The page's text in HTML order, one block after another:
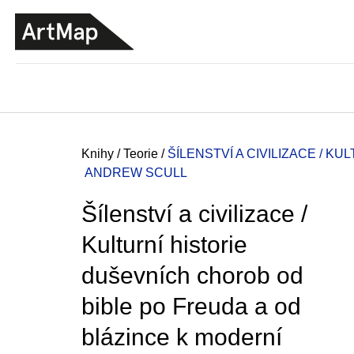
Domů
Knihy / Teorie / ŠÍLENSTVÍ A CIVILIZACE /
ANDREW SCULL
Šílenství a civilizace /
Kulturní historie
duševních chorob od
bible po Freuda a od
blázince k moderní
ZPĚT
DO
OBCHODU
ZPĚT
DO
OBCHODU
JMÉNO